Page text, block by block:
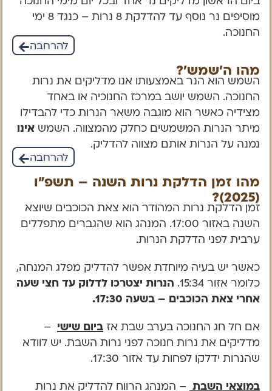
מוסיפים נר נוסף עד להדלקת 8 נרות – כנגד 8 ימי
החנוכה.
להרחבה
מהו ה'שמש'?
השמש הוא הנר באמצעותו אנו מדליקים את נרות
החנוכה. השמש יושב במרכז החנוכיה או באחד
מצידיה כאשר הוא מוגבה משאר הנרות כדי להבדילו
מיתר הנרות המשמשים כחלק מהמצווה. השמש אינו
נמנה על הנרות אותם מצווה להדליק.
להרחבה
מהו זמן הדלקת נרות השנה – תשפ"ו
(2025)?
זמן הדלקת נרות המהודר הוא צאת הכוכבים שיוצא
השנה באזור 17:00. המנהג הוא שהגברים מתפללים
ערבית לפני הדלקת הנרות.
כאשר יש בעיה מיוחדת אפשר להדליק מפלג המנחה,
כלומר אזור 15:34.
הנרות יצטרכו לדלוק עד חצי שעה
אחרי צאת הכוכבים – בשעה 17:30.
אם חל חג החנוכה בערב שבת אז ביום שישי
–
מדליקים את נרות חנוכה לפני נרות השבת. יש לוודא
שהנרות ידלקו לפחות עד אזור 17:30.
במוצאי השבת – המנהג הרווח להדליק את נרות